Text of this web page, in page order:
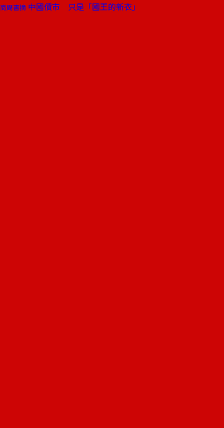
商周書摘 中國債市 只是「國王的新衣」